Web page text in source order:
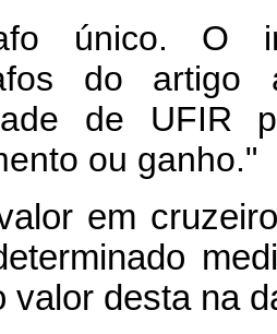
único. O
do artigo
de UFIR
ou ganho."
em
valor desta na